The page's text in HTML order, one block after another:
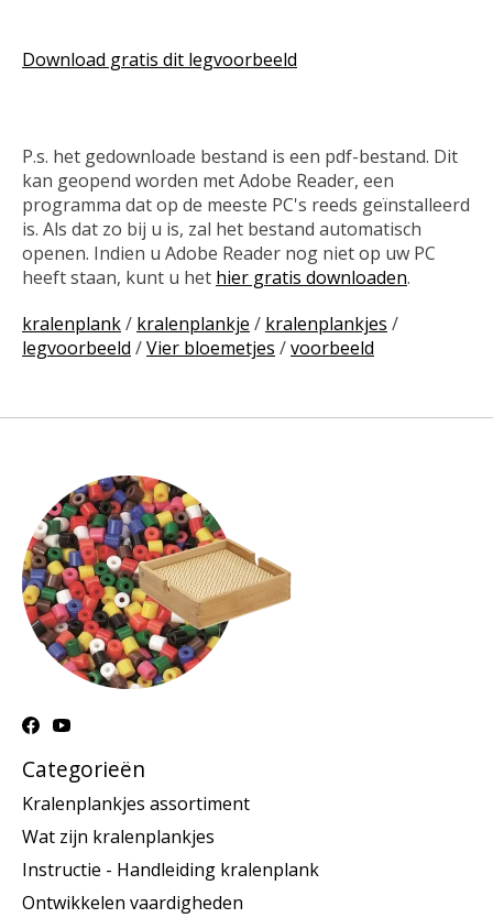
Download gratis dit legvoorbeeld
P.s. het gedownloade bestand is een pdf-bestand. Dit
kan geopend worden met Adobe Reader, een
programma dat op de meeste PC's reeds geïnstalleerd
is. Als dat zo bij u is, zal het bestand automatisch
openen. Indien u Adobe Reader nog niet op uw PC
heeft staan, kunt u het hier gratis downloaden.
kralenplank/ kralenplankje / kralenplankjes /
legvoorbeeld /Vier bloemetjes /voorbeeld
Categorieën
Kralenplankjes assortiment
Wat zijn kralenplankjes
Instructie - Handleiding kralenplank
Ontwikkelen vaardigheden